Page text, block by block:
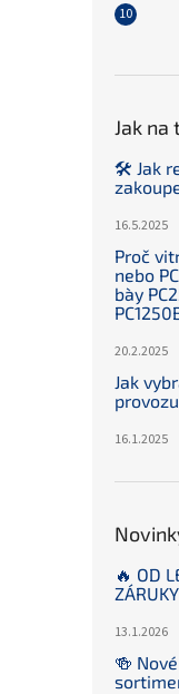
Jak na
🛠️ Jak
16.5.2025
Proč
nebo
bày
20.2.2025
Jak
16.1.2025
🔥 OD
13.1.2026
🍻